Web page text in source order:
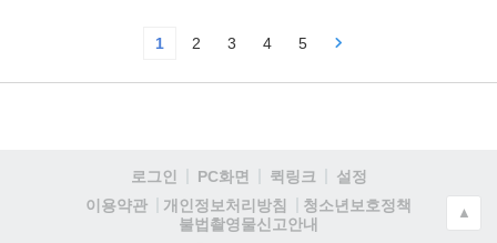
1 2 3 4 5
로그인 PC화면 퀵링크
설정
이용약관
개인정보처리방침
청소년보호정책
불법촬영물신고안내
▲